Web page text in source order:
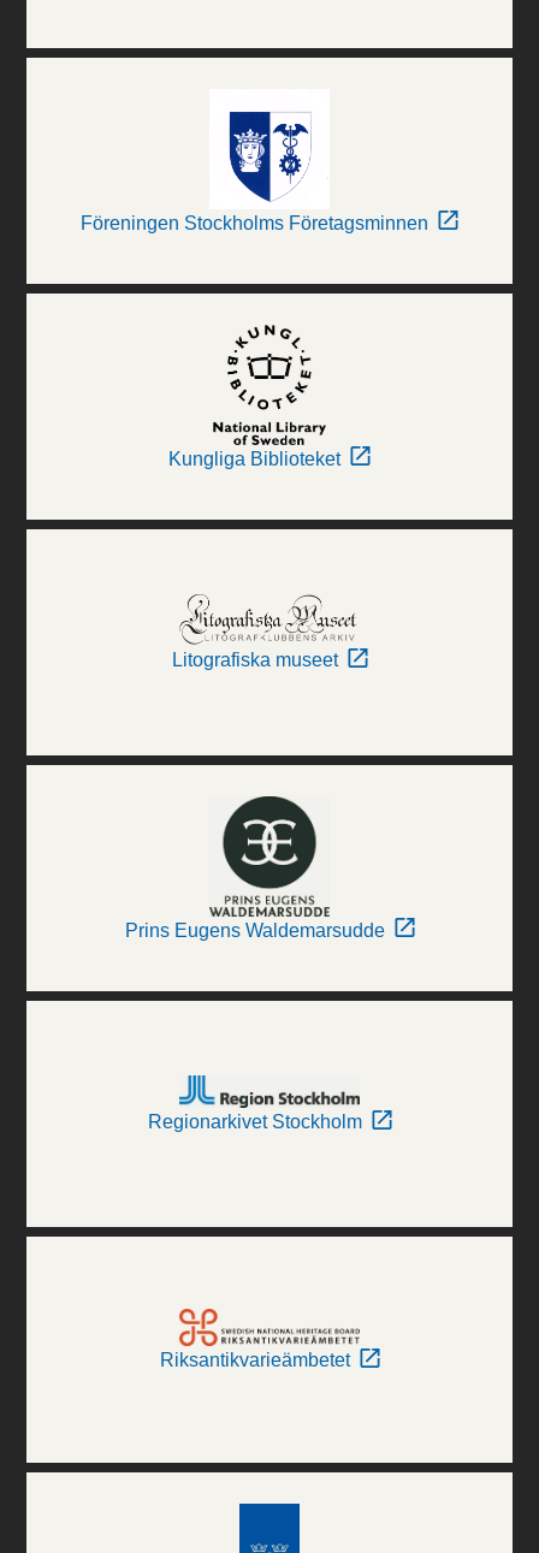
Föreningen Stockholms Företagsminnen
Kungliga Biblioteket
Litografiska museet
Prins Eugens Waldemarsudde
Regionarkivet Stockholm
Riksantikvarieämbetet